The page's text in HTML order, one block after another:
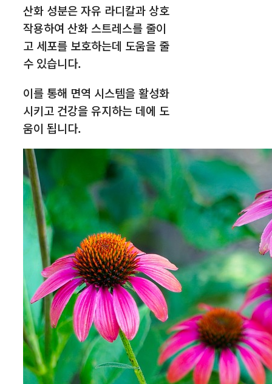
산화 성분은 자유 라디칼과 상호
작용하여 산화 스트레스를 줄이
고 세포를 보호하는데 도움을 줄
수 있습니다.
이를 통해 면역 시스템을 활성화
시키고 건강을 유지하는 데에 도
움이 됩니다.